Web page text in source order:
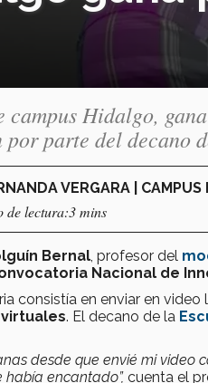
campus Hidalgo,
parte del decano
VERGARA | CAMPUS
de lectura:3 mins
Bernal , profesor del
Nacional de
consistía en enviar en video
. El decano de la
desde que envié mi
había encantado”, cuenta el